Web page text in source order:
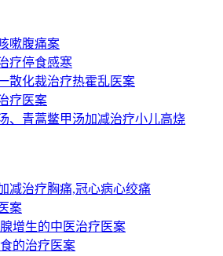
嗽腹痛案
疗停食感寒
散化裁治疗热霍乱医案
疗医案
、青蒿鳖甲汤加减治疗小儿高烧
减治疗胸痛,冠心病心绞痛
案
增生的中医治疗医案
的治疗医案